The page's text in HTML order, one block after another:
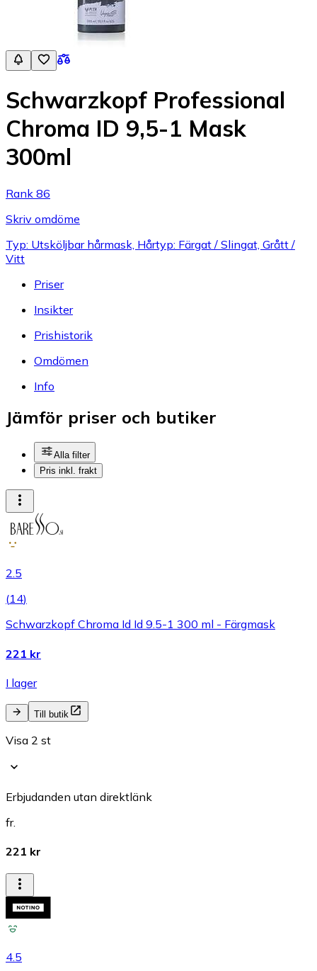
Schwarzkopf Professional
Chroma ID 9,5-1 Mask
300ml
Rank 86
Skriv omdöme
Typ: Utsköljbar hårmask, Hårtyp: Färgat / Slingat, Grått /
Vitt
Priser
Insikter
Prishistorik
Omdömen
Info
Jämför priser och butiker
Alla filter
Pris inkl. frakt
2.5
(14)
Schwarzkopf Chroma Id Id 9.5-1 300 ml - Färgmask
221 kr
I lager
Till butik
Visa 2 st
Erbjudanden utan direktlänk
fr.
221 kr
4.5